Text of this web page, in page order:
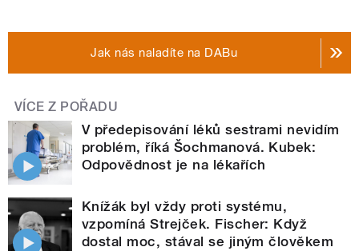
Jak nás naladíte na DABu
VÍCE Z POŘADU
V předepisování léků sestrami nevidím
problém, říká Šochmanová. Kubek:
Odpovědnost je na lékařích
Knížák byl vždy proti systému,
vzpomíná Strejček. Fischer: Když
dostal moc, stával se jiným člověkem